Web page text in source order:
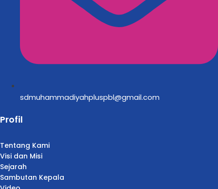
sdmuhammadiyahpluspbl@gmail.com
Profil
Tentang Kami
Visi dan Misi
Sejarah
Sambutan Kepala